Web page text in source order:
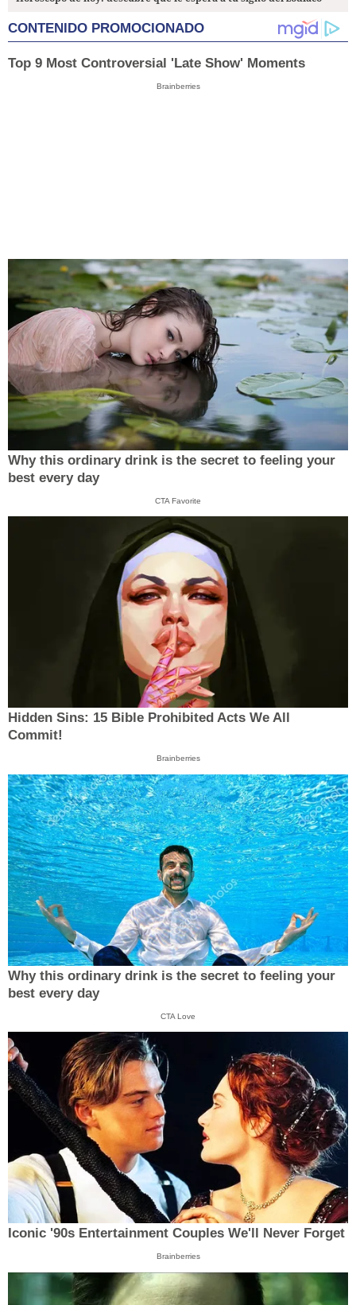
CONTENIDO PROMOCIONADO
Top 9 Most Controversial 'Late Show' Moments
Brainberries
Why this ordinary drink is the secret to feeling your
best every day
CTA Favorite
Hidden Sins: 15 Bible Prohibited Acts We All
Commit!
Brainberries
Why this ordinary drink is the secret to feeling your
best every day
CTA Love
Iconic '90s Entertainment Couples We'll Never Forget
Brainberries